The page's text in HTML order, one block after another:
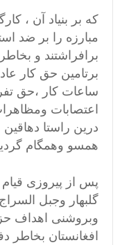
که بر بنیاد آن ،
مبارزه را بر ضد
برافراشتند و
برتامین حق کار
ساعات کار ،حق
اعتصابات
درین راستا
همسو وهمگام
پس از پیروزی
گلبهار وجبل
وبروشنی اهداف
افغانستان بخاطر